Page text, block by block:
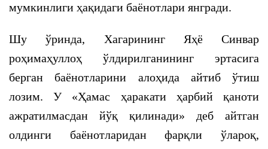
мумкинлиги ҳақидаги баёнотлари янгради.
Шу ўринда, Хагарининг Яҳё Синвар
роҳимаҳуллоҳ ўлдирилганининг эртасига
берган баёнотларини алоҳида айтиб ўтиш
лозим. У «Ҳамас ҳаракати ҳарбий қаноти
ажратилмасдан йўқ қилинади» деб айтган
олдинги баёнотларидан фарқли ўлароқ,